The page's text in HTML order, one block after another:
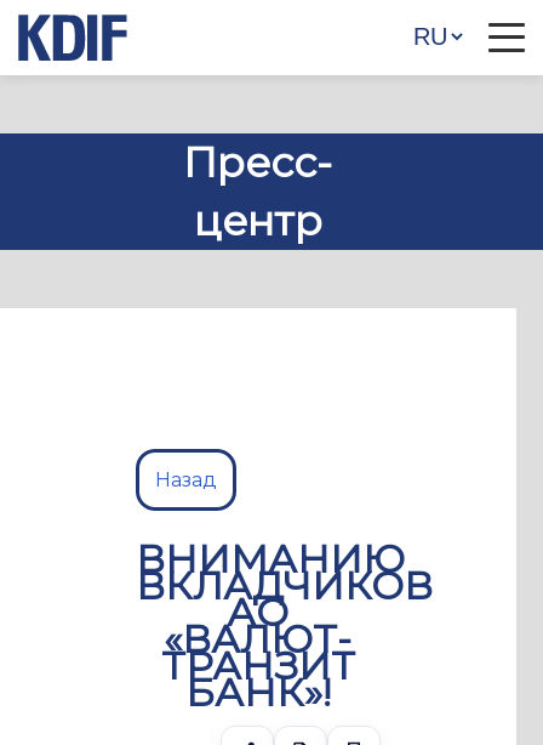
Пресс-
центр
Назад
ВНИМАНИЮ
ВКЛАДЧИКОВ
АО
«ВАЛЮТ-
ТРАНЗИТ
БАНК»!